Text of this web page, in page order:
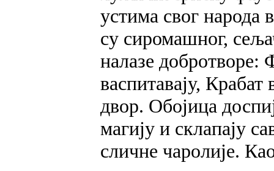
устима свог
су сиромашног,
налазе добротворе:
васпитавају, Крабат
двор. Обојица
магију и склапају
сличне чаролије.